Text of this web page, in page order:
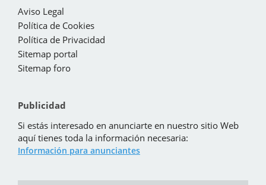
Aviso Legal
Política de Cookies
Política de Privacidad
Sitemap portal
Sitemap foro
Publicidad
Si estás interesado en anunciarte en nuestro sitio Web
aquí tienes toda la información necesaria:
Información para anunciantes